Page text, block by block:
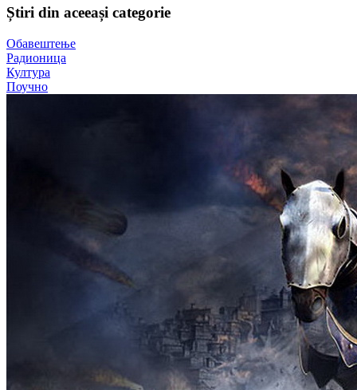
Știri din aceeași categorie
Обавештење
Радионица
Култура
Поучно